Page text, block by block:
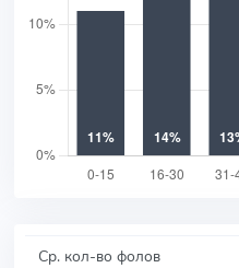
Ср. кол-во фолов